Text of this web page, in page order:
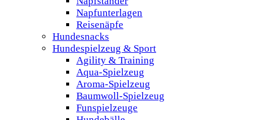
Napfunterlagen
Reisenäpfe
Hundesnacks
Hundespielzeug & Sport
Agility & Training
Aqua-Spielzeug
Aroma-Spielzeug
Baumwoll-Spielzeug
Funspielzeuge